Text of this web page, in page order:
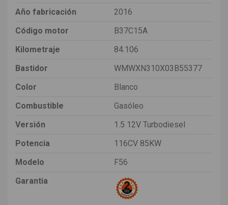
Año fabricación
2016
Código motor
B37C15A
Kilometraje
84.106
Bastidor
WMWXN310X03B55377
Color
Blanco
Combustible
Gasóleo
Versión
1.5 12V Turbodiesel
Potencia
116CV 85KW
Modelo
F56
Garantia